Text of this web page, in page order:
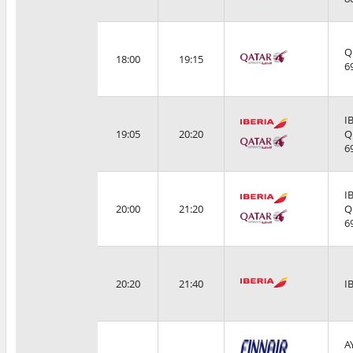
18:00 19:15
19:05 20:20
20:00 21:20
20:20 21:40